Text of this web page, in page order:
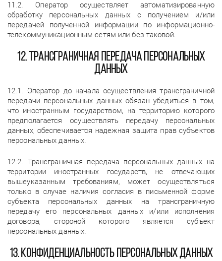
11.2. Оператор осуществляет автоматизированную
обработку персональных данных с получением и/или
передачей полученной информации по информационно-
телекоммуникационным сетям или без таковой.
12. Трансграничная передача персональных
данных
12.1. Оператор до начала осуществления трансграничной
передачи персональных данных обязан убедиться в том,
что иностранным государством, на территорию которого
предполагается осуществлять передачу персональных
данных, обеспечивается надежная защита прав субъектов
персональных данных.
12.2. Трансграничная передача персональных данных на
территории иностранных государств, не отвечающих
вышеуказанным требованиям, может осуществляться
только в случае наличия согласия в письменной форме
субъекта персональных данных на трансграничную
передачу его персональных данных и/или исполнения
договора, стороной которого является субъект
персональных данных.
13. Конфиденциальность персональных данных